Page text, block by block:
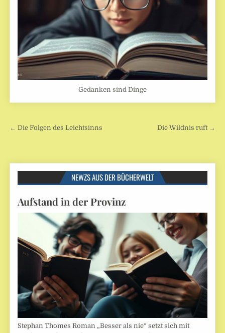
Gedanken sind Dinge
Beitragsnavigation
← Die Folgen des Leichtsinns Die Wildnis ruft →
NEWZS AUS DER BÜCHERWELT
Aufstand in der Provinz
Stephan Thomes Roman „Besser als nie“ setzt sich mit